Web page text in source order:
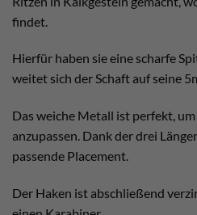
findet.
Hierfür haben sie eine scharfe
weitet sich der Schaft auf seine
Das weiche Metall ist perfekt,
anzupassen. Dank der drei
passende Placement.
Der Haken ist abschließend